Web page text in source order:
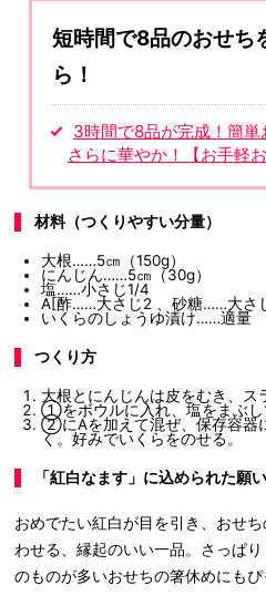
短時間で8品のおせち
ら！
3時間で8品が完成！簡単
さらに華やか！【お手軽お
材料（つくりやすい分量）
大根……5㎝（150g）
にんじん……5㎝（30g）
塩……小さじ1/4
A[酢……大さじ2 、砂糖……大さ
いくらのしょうゆ漬け……適量
つくり方
大根とにんじんは皮をむき、ス
①をボウルに入れ、塩をまぶし
②にAを加えて混ぜ、保存容器
く。好みでいくらをのせる。
「紅白なます」に込められた願
おめでたい紅白が目を引き、おせ
わせる、縁起のいい一品。さっぱ
のものが多いおせちの箸休めにもぴ